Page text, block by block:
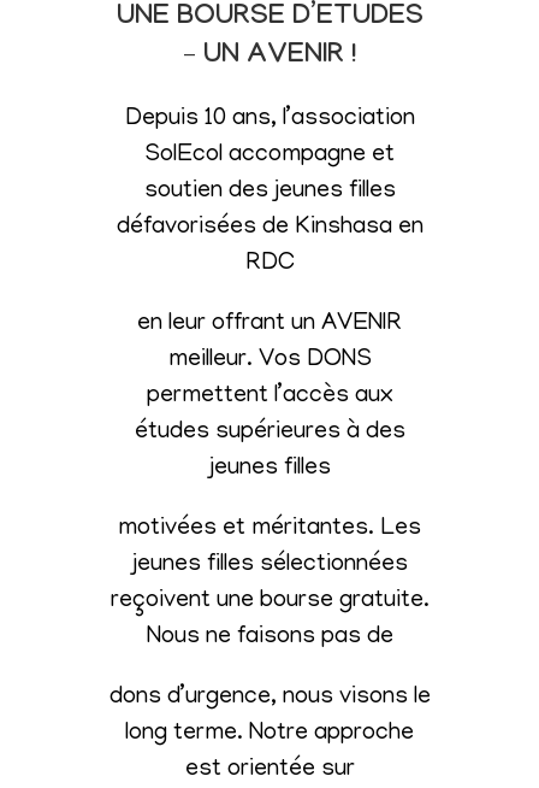
UNE BOURSE D’ETUDES
– UN AVENIR !
Depuis 10 ans, l’association
SolEcol accompagne et
soutien des jeunes filles
défavorisées de Kinshasa en
RDC
en leur offrant un AVENIR
meilleur. Vos DONS
permettent l’accès aux
études supérieures à des
jeunes filles
motivées et méritantes. Les
jeunes filles sélectionnées
reçoivent une bourse gratuite.
Nous ne faisons pas de
dons d’urgence, nous visons le
long terme. Notre approche
est orientée sur